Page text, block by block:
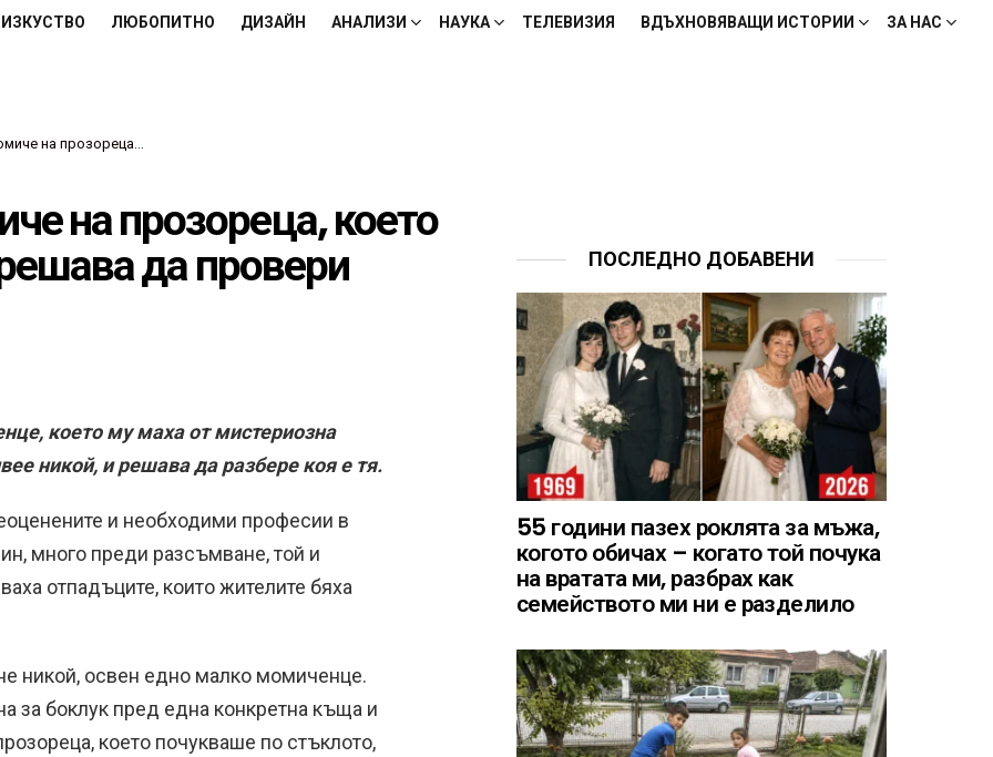
ИЗКУСТВО ЛЮБОПИТНО ДИЗАЙН АНАЛИЗИ НАУКА ТЕЛЕВИЗИЯ ВДЪХНОВЯВАЩИ ИСТОРИИ ЗА НАС
всеки ден, и решава да провери къщата й
на прозореца, което
да провери
което му маха от мистериозна
никой, и решава да разбере коя е тя.
и необходими професии в
много преди разсъмване, той и
отпадъците, които жителите бяха
никой, освен едно малко момиченце.
за боклук пред една конкретна къща и
което почукваше по стъклото,
ПОСЛЕДНО ДОБАВЕНИ
55 години пазех роклята за мъжа,
когото обичах – когато той почука
на вратата ми, разбрах как
семейството ми ни е разделило